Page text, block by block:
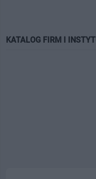
KATALOG FIRM I